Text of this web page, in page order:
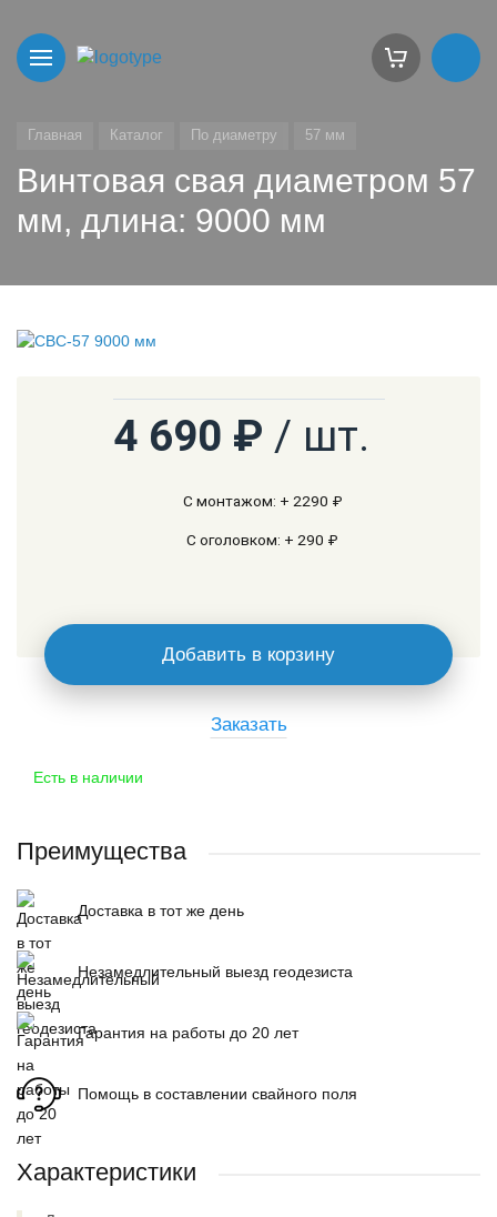
Главная Каталог По диаметру 57 мм
Винтовая свая диаметром 57
мм, длина: 9000 мм
Есть в наличии
4 690 ₽ / шт.
С монтажом: + 2290 ₽
С оголовком: + 290 ₽
Добавить в корзину
Заказать
Преимущества
Доставка в тот же день
Незамедлительный выезд геодезиста
Гарантия на работы до 20 лет
Помощь в составлении свайного поля
Характеристики